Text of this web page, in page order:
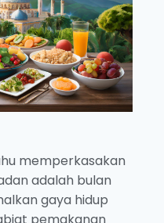
memperkasakan
adalah bulan
gaya hidup